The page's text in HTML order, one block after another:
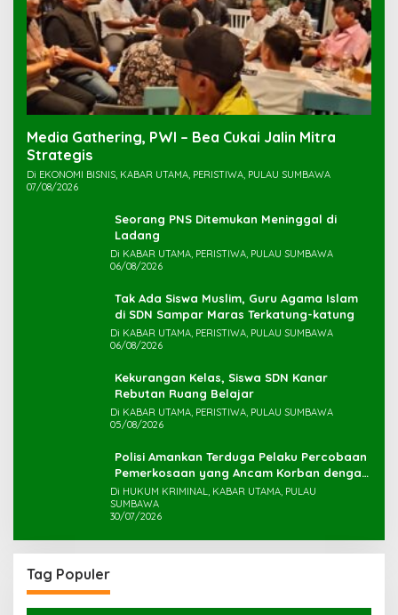
Media Gathering, PWI – Bea Cukai Jalin Mitra
Strategis
Di EKONOMI BISNIS, KABAR UTAMA, PERISTIWA, PULAU SUMBAWA
07/08/2026
Seorang PNS Ditemukan Meninggal di
Ladang
Di KABAR UTAMA, PERISTIWA, PULAU SUMBAWA
06/08/2026
Tak Ada Siswa Muslim, Guru Agama Islam
di SDN Sampar Maras Terkatung-katung ‎
Di KABAR UTAMA, PERISTIWA, PULAU SUMBAWA
06/08/2026
Kekurangan Kelas, Siswa SDN Kanar
Rebutan Ruang Belajar
Di KABAR UTAMA, PERISTIWA, PULAU SUMBAWA
05/08/2026
Polisi Amankan Terduga Pelaku Percobaan
Pemerkosaan yang Ancam Korban dengan
Parang
Di HUKUM KRIMINAL, KABAR UTAMA, PULAU
SUMBAWA
30/07/2026
Tag Populer